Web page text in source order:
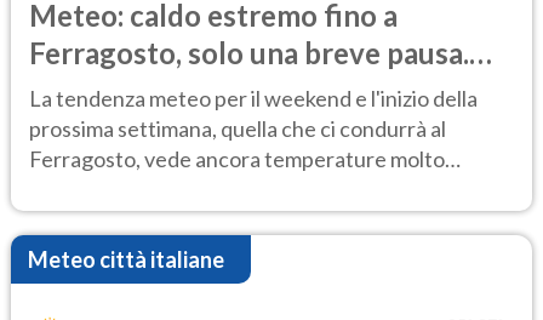
Meteo: caldo estremo fino a
Ferragosto, solo una breve pausa.
Ecco dove
La tendenza meteo per il weekend e l'inizio della
prossima settimana, quella che ci condurrà al
Ferragosto, vede ancora temperature molto
Meteo città italiane